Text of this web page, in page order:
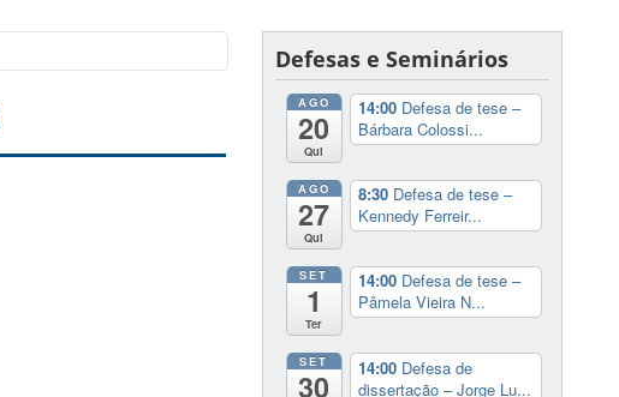
Defesas e Seminários
AGO
20
Qui
14:00 Defesa de tese –
Bárbara Colossi...
AGO
27
Qui
8:30 Defesa de tese –
Kennedy Ferreir...
SET
1
Ter
14:00 Defesa de tese –
Pâmela Vieira N...
SET
30
14:00 Defesa de
dissertação – Jorge Lu...